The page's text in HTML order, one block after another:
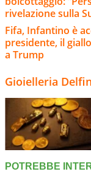
rivelazione sulla
Fifa, Infantino è
presidente, il
a Trump
Gioielleria